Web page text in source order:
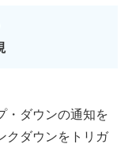
・ダウンの通知を
クダウンをトリガ